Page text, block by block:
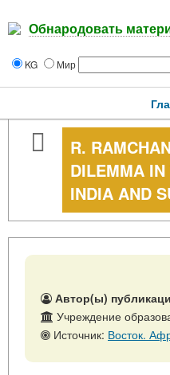
Обнародовать
KG Мир
R.
DILEMMA
INDIA AND
Автор(ы)
Учреждение
Источник: Восток.